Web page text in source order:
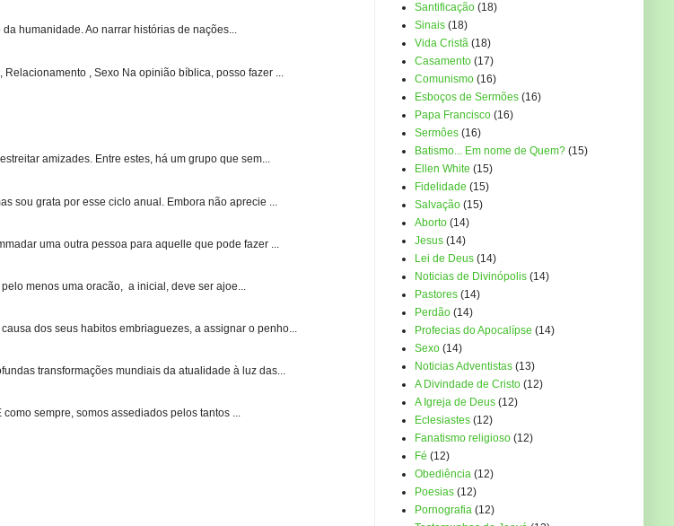
humanidade. Ao narrar histórias de nações...
, Sexo Na opinião bíblica, posso fazer ...
amizades. Entre estes, há um grupo que sem...
sou grata por esse ciclo anual. Embora não aprecie ...
uma outra pessoa para aquelle que pode fazer ...
menos uma oracão, a inicial, deve ser ajoe...
dos seus habitos embriaguezes, a assignar o penho...
transformações mundiais da atualidade à luz das...
sempre, somos assediados pelos tantos ...
Santificação (18)
Sinais (18)
Vida Cristã (18)
Casamento (17)
Comunismo (16)
Esboços de Sermões (16)
Papa Francisco (16)
Sermôes (16)
Batismo... Em nome de Quem? (15)
Ellen White (15)
Fidelidade (15)
Salvação (15)
Aborto (14)
Jesus (14)
Lei de Deus (14)
Noticias de Divinópolis (14)
Pastores (14)
Perdão (14)
Profecias do Apocalípse (14)
Sexo (14)
Noticias Adventistas (13)
A Divindade de Cristo (12)
A Igreja de Deus (12)
Eclesiastes (12)
Fanatismo religioso (12)
Fé (12)
Obediência (12)
Poesias (12)
Pornografia (12)